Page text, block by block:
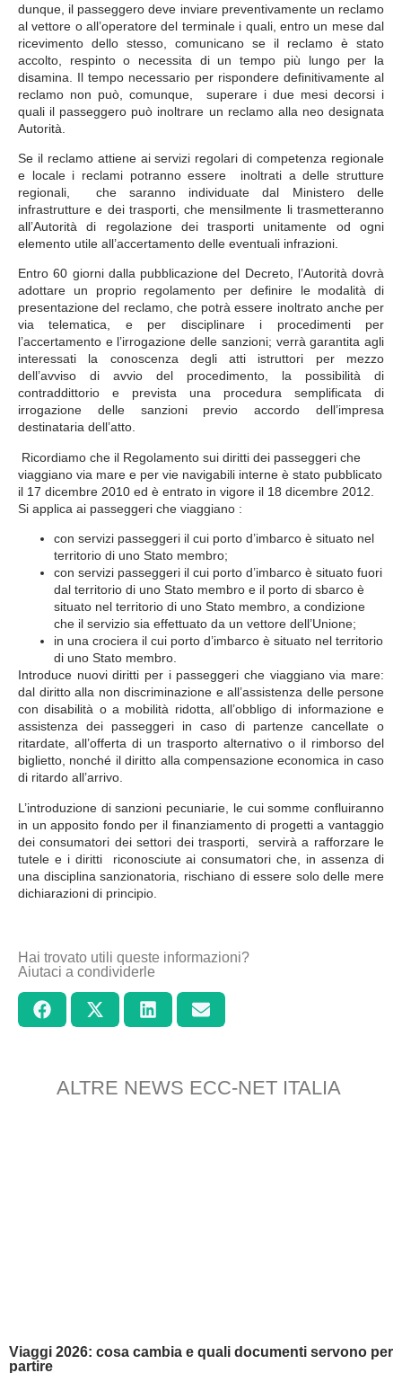
dunque, il passeggero deve inviare preventivamente un reclamo
al vettore o all’operatore del terminale i quali, entro un mese dal
ricevimento dello stesso, comunicano se il reclamo è stato
accolto, respinto o necessita di un tempo più lungo per la
disamina. Il tempo necessario per rispondere definitivamente al
reclamo non può, comunque, superare i due mesi decorsi i
quali il passeggero può inoltrare un reclamo alla neo designata
Autorità.
Se il reclamo attiene ai servizi regolari di competenza regionale
e locale i reclami potranno essere inoltrati a delle strutture
regionali, che saranno individuate dal Ministero delle
infrastrutture e dei trasporti, che mensilmente li trasmetteranno
all’Autorità di regolazione dei trasporti unitamente od ogni
elemento utile all’accertamento delle eventuali infrazioni.
Entro 60 giorni dalla pubblicazione del Decreto, l’Autorità dovrà
adottare un proprio regolamento per definire le modalità di
presentazione del reclamo, che potrà essere inoltrato anche per
via telematica, e per disciplinare i procedimenti per
l’accertamento e l’irrogazione delle sanzioni; verrà garantita agli
interessati la conoscenza degli atti istruttori per mezzo
dell’avviso di avvio del procedimento, la possibilità di
contraddittorio e prevista una procedura semplificata di
irrogazione delle sanzioni previo accordo dell’impresa
destinataria dell’atto.
Ricordiamo che il Regolamento sui diritti dei passeggeri che
viaggiano via mare e per vie navigabili interne è stato pubblicato
il 17 dicembre 2010 ed è entrato in vigore il 18 dicembre 2012.
Si applica ai passeggeri che viaggiano :
con servizi passeggeri il cui porto d’imbarco è situato nel
territorio di uno Stato membro;
con servizi passeggeri il cui porto d’imbarco è situato fuori
dal territorio di uno Stato membro e il porto di sbarco è
situato nel territorio di uno Stato membro, a condizione
che il servizio sia effettuato da un vettore dell’Unione;
in una crociera il cui porto d’imbarco è situato nel territorio
di uno Stato membro.
Introduce nuovi diritti per i passeggeri che viaggiano via mare:
dal diritto alla non discriminazione e all’assistenza delle persone
con disabilità o a mobilità ridotta, all’obbligo di informazione e
assistenza dei passeggeri in caso di partenze cancellate o
ritardate, all’offerta di un trasporto alternativo o il rimborso del
biglietto, nonché il diritto alla compensazione economica in caso
di ritardo all’arrivo.
L’introduzione di sanzioni pecuniarie, le cui somme confluiranno
in un apposito fondo per il finanziamento di progetti a vantaggio
dei consumatori dei settori dei trasporti, servirà a rafforzare le
tutele e i diritti riconosciute ai consumatori che, in assenza di
una disciplina sanzionatoria, rischiano di essere solo delle mere
dichiarazioni di principio.
Hai trovato utili queste informazioni?
Aiutaci a condividerle
ALTRE NEWS ECC-NET ITALIA
Viaggi 2026: cosa cambia e quali documenti servono per
partire